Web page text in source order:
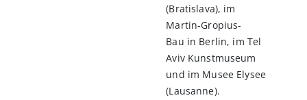
(Bratislava), im
Martin-Gropius-
Bau in Berlin, im Tel
Aviv Kunstmuseum
und im Musee Elysee
(Lausanne).